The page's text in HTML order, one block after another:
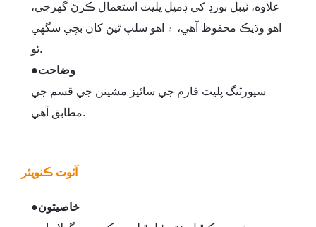
علاوه، ٽيبل بورڊ کي ڊمپل پليٽ استعمال ڪرڻ گهرجي،
اهو وڌيڪ محفوظ آهي، ۽ اهو سلپ ٿيڻ کان بچي سگهي
ٿو.
●وضاحت
سپورٽنگ پليٽ فارم جي سائيز مشينن جي قسم جي
مطابق آهي.
آئوٽ ڪنويئر
●خاصيتون